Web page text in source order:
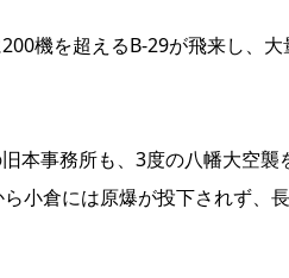
機を超えるB-29が飛来し、大
本事務所も、3度の八幡大空襲
小倉には原爆が投下されず、